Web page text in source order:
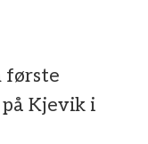
første
Kjevik i